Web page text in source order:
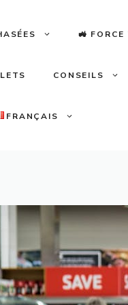
🚜
CONSEILS
FRANÇAIS